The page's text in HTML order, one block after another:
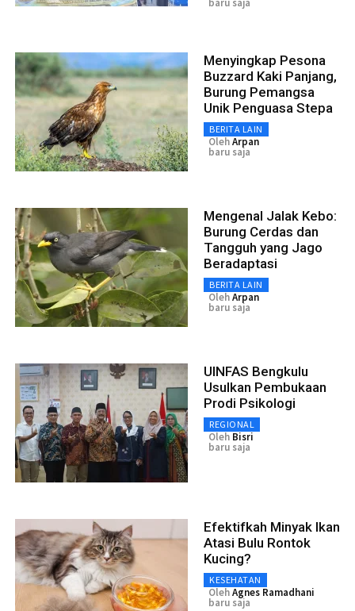
baru saja
Menyingkap Pesona
Buzzard Kaki Panjang,
Burung Pemangsa
Unik Penguasa Stepa
BERITA LAIN
OlehArpan
baru saja
Mengenal Jalak Kebo:
Burung Cerdas dan
Tangguh yang Jago
Beradaptasi
BERITA LAIN
OlehArpan
baru saja
UINFAS Bengkulu
Usulkan Pembukaan
Prodi Psikologi
REGIONAL
Oleh Bisri
baru saja
Efektifkah Minyak Ikan
Atasi Bulu Rontok
Kucing?
KESEHATAN
OlehAgnes Ramadhani
baru saja